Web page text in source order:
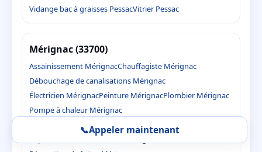
Vidange bac à graisses PessacVitrier Pessac
Mérignac (33700)
Assainissement MérignacChauffagiste Mérignac
Débouchage de canalisations Mérignac
Électricien MérignacPeinture MérignacPlombier Mérignac
Pompe à chaleur Mérignac
Rénovation de salle de bain Mérignac
📞Appeler maintenant